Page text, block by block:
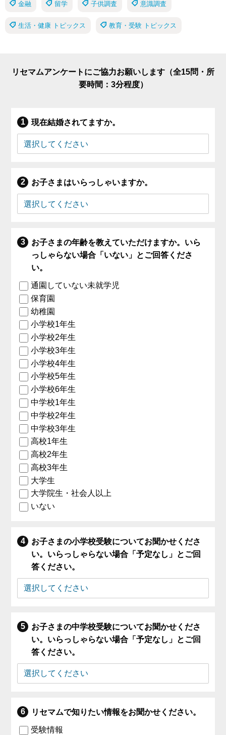
金融 留学 子供調査 意識調査
生活・健康 トピックス 教育・受験 トピックス
リセマムアンケートにご協力お願いします（全15問・所
要時間：3分程度）
現在結婚されてますか。
お子さまはいらっしゃいますか。
お子さまの年齢を教えていただけますか。いら
っしゃらない場合「いない」とご回答くださ
い。
通園していない未就学児
保育園
幼稚園
小学校1年生
小学校2年生
小学校3年生
小学校4年生
小学校5年生
小学校6年生
中学校1年生
中学校2年生
中学校3年生
高校1年生
高校2年生
高校3年生
大学生
大学院生・社会人以上
いない
お子さまの小学校受験についてお聞かせくださ
い。いらっしゃらない場合「予定なし」とご回
答ください。
お子さまの中学校受験についてお聞かせくださ
い。いらっしゃらない場合「予定なし」とご回
答ください。
リセマムで知りたい情報をお聞かせください。
受験情報